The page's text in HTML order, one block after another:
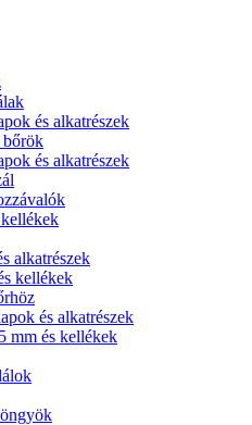
és alkatrészek
bőrök
és alkatrészek
alkatrészek
kellékek
és alkatrészek
mm és kellékek